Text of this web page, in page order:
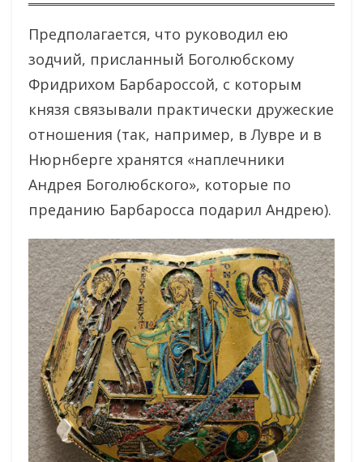
Предполагается, что руководил ею
зодчий, присланный Боголюбскому
Фридрихом Барбароссой, с которым
князя связывали практически дружеские
отношения (так, например, в Лувре и в
Нюрнберге хранятся «наплечники
Андрея Боголюбского», которые по
преданию Барбаросса подарил Андрею).